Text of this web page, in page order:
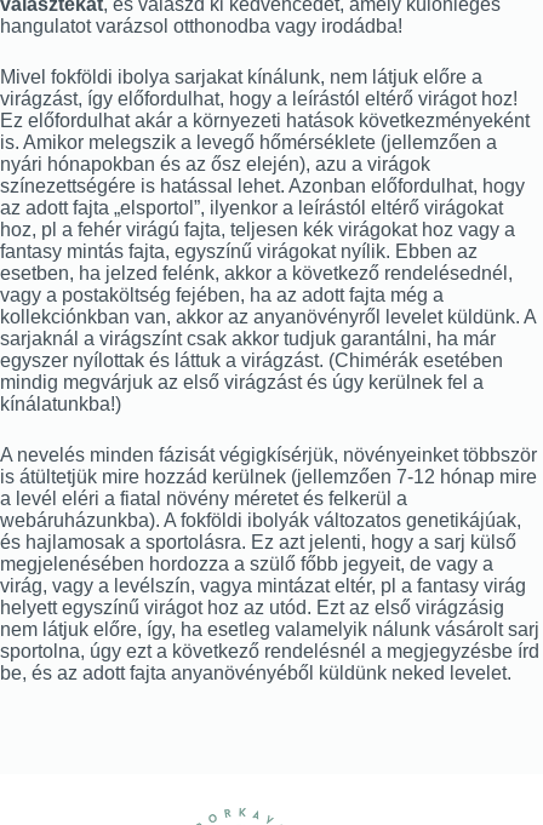
választékát, és válaszd ki kedvencedet, amely különleges
hangulatot varázsol otthonodba vagy irodádba!
Mivel fokföldi ibolya sarjakat kínálunk, nem látjuk előre a
virágzást, így előfordulhat, hogy a leírástól eltérő virágot hoz!
Ez előfordulhat akár a környezeti hatások következményeként
is. Amikor melegszik a levegő hőmérséklete (jellemzően a
nyári hónapokban és az ősz elején), azu a virágok
színezettségére is hatással lehet. Azonban előfordulhat, hogy
az adott fajta „elsportol”, ilyenkor a leírástól eltérő virágokat
hoz, pl a fehér virágú fajta, teljesen kék virágokat hoz vagy a
fantasy mintás fajta, egyszínű virágokat nyílik. Ebben az
esetben, ha jelzed felénk, akkor a következő rendelésednél,
vagy a postaköltség fejében, ha az adott fajta még a
kollekciónkban van, akkor az anyanövényről levelet küldünk. A
sarjaknál a virágszínt csak akkor tudjuk garantálni, ha már
egyszer nyílottak és láttuk a virágzást. (Chimérák esetében
mindig megvárjuk az első virágzást és úgy kerülnek fel a
kínálatunkba!)
A nevelés minden fázisát végigkísérjük, növényeinket többször
is átültetjük mire hozzád kerülnek (jellemzően 7-12 hónap mire
a levél eléri a fiatal növény méretet és felkerül a
webáruházunkba). A fokföldi ibolyák változatos genetikájúak,
és hajlamosak a sportolásra. Ez azt jelenti, hogy a sarj külső
megjelenésében hordozza a szülő főbb jegyeit, de vagy a
virág, vagy a levélszín, vagya mintázat eltér, pl a fantasy virág
helyett egyszínű virágot hoz az utód. Ezt az első virágzásig
nem látjuk előre, így, ha esetleg valamelyik nálunk vásárolt sarj
sportolna, úgy ezt a következő rendelésnél a megjegyzésbe írd
be, és az adott fajta anyanövényéből küldünk neked levelet.